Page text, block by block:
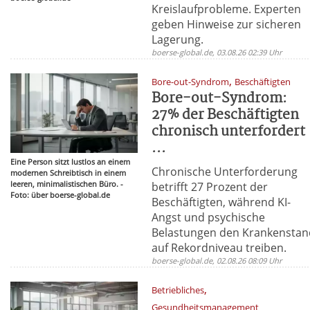
Kreislaufprobleme. Experten
geben Hinweise zur sicheren
Lagerung.
boerse-global.de, 03.08.26 02:39 Uhr
Eine Person sitzt lustlos an einem
modernen Schreibtisch in einem
leeren, minimalistischen Büro. -
Foto: über boerse-global.de
Bore-out-Syndrom, Beschäftigten
Bore-out-Syndrom:
27% der Beschäftigten
chronisch unterfordert
...
Chronische Unterforderung
betrifft 27 Prozent der
Beschäftigten, während KI-
Angst und psychische
Belastungen den
auf Rekordniveau treiben.
boerse-global.de, 02.08.26 08:09 Uhr
Betriebliches,
Gesundheitsmanagement